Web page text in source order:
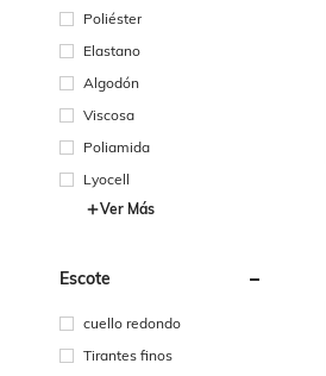
Poliéster
Elastano
Algodón
Viscosa
Poliamida
Lyocell
Ver Más
Escote
cuello redondo
Tirantes finos